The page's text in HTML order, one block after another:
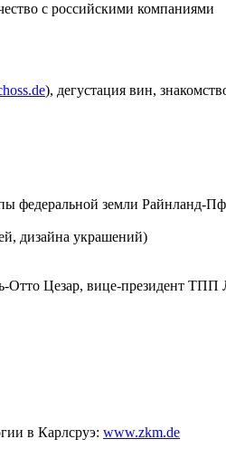
с российскими компаниями
), дегустация вин,
федеральной земли Райнланд-
дизайна украшений)
Отто Цезар, вице-президент
в Карлсруэ: www.zkm.de